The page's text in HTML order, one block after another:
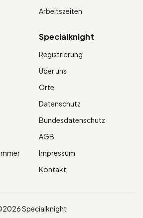
Arbeitszeiten
Specialknight
Registrierung
Über uns
Orte
Datenschutz
Bundesdatenschutz
AGB
Impressum
Kontakt
Specialknight